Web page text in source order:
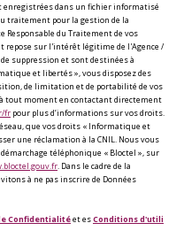
dans un fichier informatisé
traitement pour la gestion de la
Responsable du Traitement de vos
repose sur l'intérêt légitime de l'Agence /
suppression et sont destinées à
et libertés », vous disposez des
de limitation et de portabilité de vos
tout moment en contactant directement
fr pour plus d’informations sur vos droits.
que vos droits « Informatique et
une réclamation à la CNIL. Nous vous
téléphonique « Bloctel », sur
. Dans le cadre de la
à ne pas inscrire de Données
Confidentialitéet esConditions d'utili